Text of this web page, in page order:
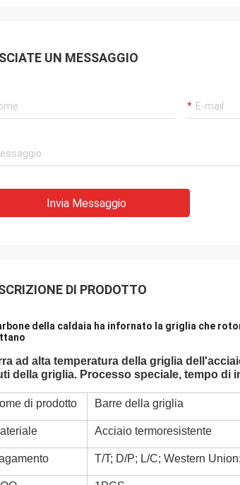
UN MESSAGGIO
Invia Messaggio
DI PRODOTTO
della caldaia ha infornato la griglia che
ad alta temperatura della griglia
della griglia. Processo speciale, tempo di
di prodotto Barre della griglia
Acciaio termoresistente
T/T; D/P; L/C; Western